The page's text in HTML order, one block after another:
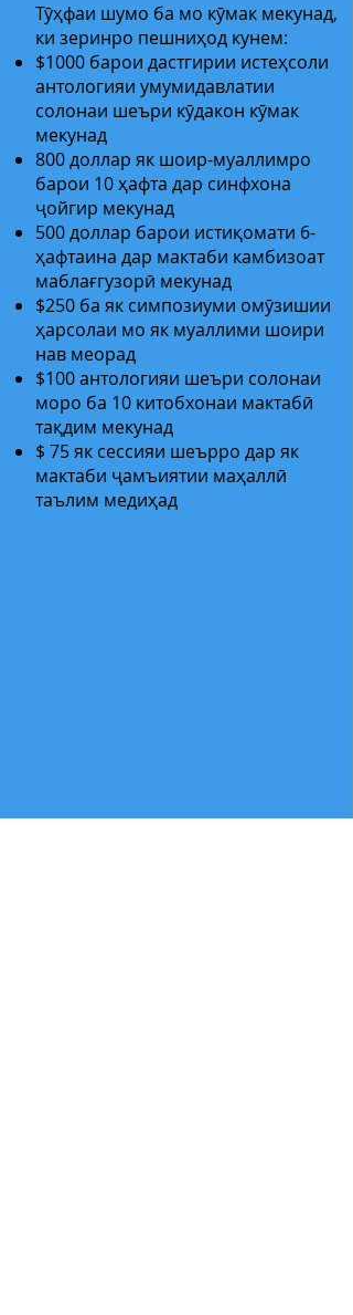
Тӯҳфаи шумо ба мо кӯмак мекунад,
ки зеринро пешниҳод кунем:
$1000 барои дастгирии истеҳсоли
антологияи умумидавлатии
солонаи шеъри кӯдакон кӯмак
мекунад
800 доллар як шоир-муаллимро
барои 10 ҳафта дар синфхона
ҷойгир мекунад
500 доллар барои истиқомати 6-
ҳафтаина дар мактаби камбизоат
маблағгузорӣ мекунад
$250 ба як симпозиуми омӯзишии
ҳарсолаи мо як муаллими шоири
нав меорад
$100 антологияи шеъри солонаи
моро ба 10 китобхонаи мактабӣ
тақдим мекунад
$ 75 як сессияи шеърро дар як
мактаби ҷамъиятии маҳаллӣ
таълим медиҳад